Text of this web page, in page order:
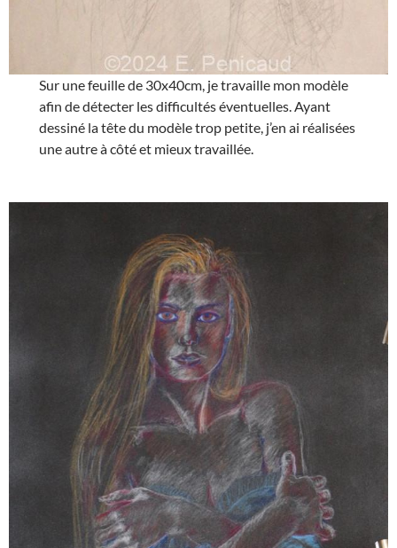
Sur une feuille de 30x40cm, je travaille mon modèle
afin de détecter les difficultés éventuelles. Ayant
dessiné la tête du modèle trop petite, j’en ai réalisées
une autre à côté et mieux travaillée.